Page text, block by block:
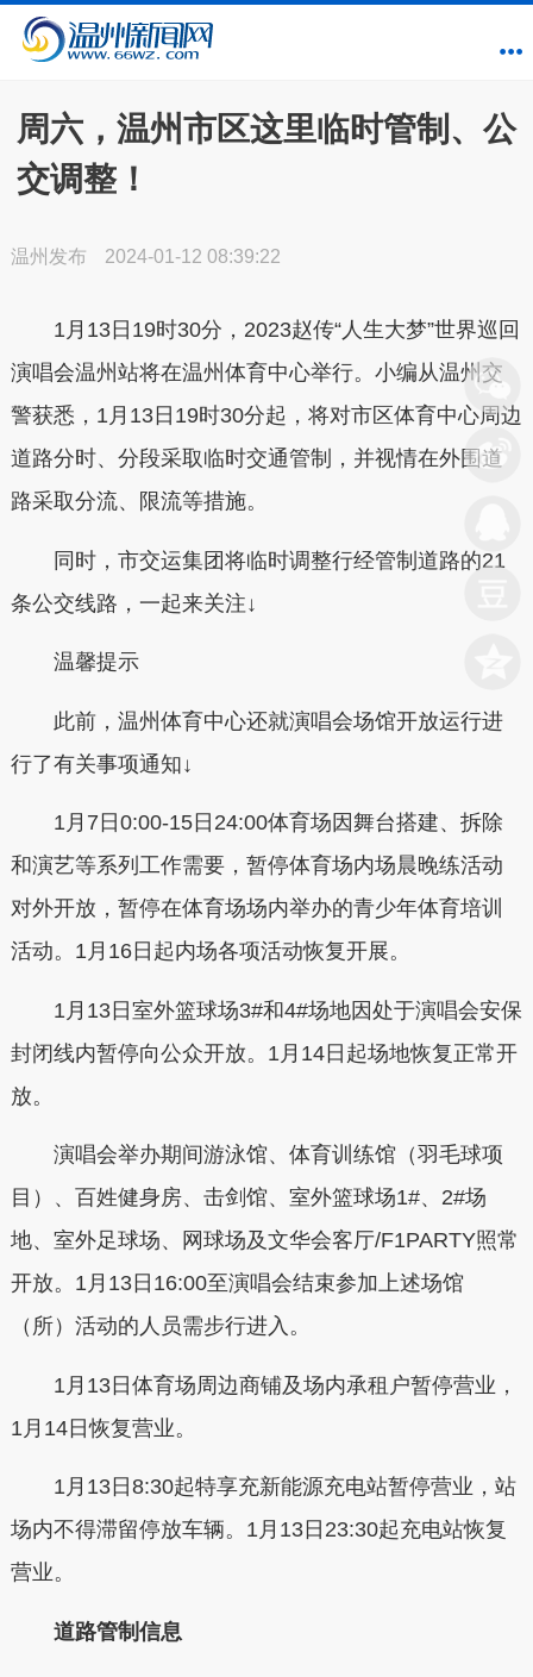
周六，温州市区这里临时管制、公
交调整！
温州发布 2024-01-12 08:39:22
1月13日19时30分，2023赵传“人生大梦”世界巡回
演唱会温州站将在温州体育中心举行。小编从温州交
警获悉，1月13日19时30分起， 将对市区体育中心周边
道路分时、分段采取临时交通管制， 并视情在外围道
路采取分流、限流等措施。
同时， 市交运集团将临时调整行经管制道路的21
条公交线路， 一起来关注↓
温馨提示
此前，温州体育中心还就演唱会场馆开放运行进
行了有关事项通知↓
1月7日0:00-15日24:00体育场因舞台搭建、拆除
和演艺等系列工作需要，暂停体育场内场晨晚练活动
对外开放，暂停在体育场场内举办的青少年体育培训
活动。1月16日起内场各项活动恢复开展。
1月13日室外篮球场3#和4#场地因处于演唱会安保
封闭线内暂停向公众开放。1月14日起场地恢复正常开
放。
演唱会举办期间游泳馆、体育训练馆（羽毛球项
目）、百姓健身房、击剑馆、室外篮球场1#、2#场
地、室外足球场、网球场及文华会客厅/F1PARTY照常
开放。1月13日16:00至演唱会结束参加上述场馆
（所）活动的人员需步行进入。
1月13日体育场周边商铺及场内承租户暂停营业，
1月14日恢复营业。
1月13日8:30起特享充新能源充电站暂停营业，站
场内不得滞留停放车辆。1月13日23:30起充电站恢复
营业。
道路管制信息